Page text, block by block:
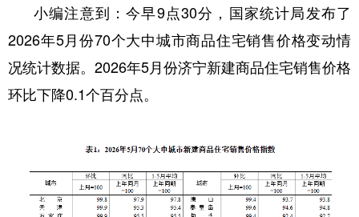
小编注意到：今早9点30分，国家统计局发布了
2026年5月份70个大中城市商品住宅销售价格变动情
况统计数据。2026年5月份济宁新建商品住宅销售价格
环比下降0.1个百分点。